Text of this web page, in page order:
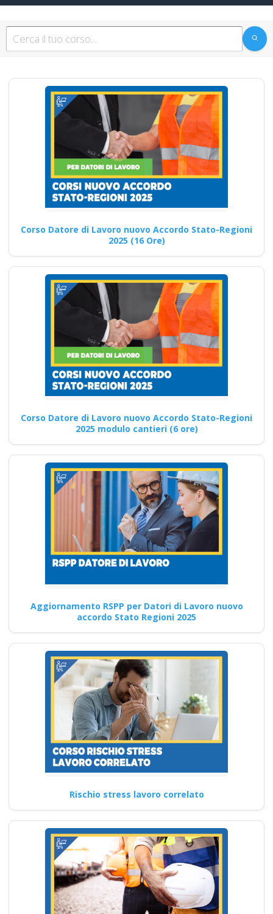
Sicurezza sul lavoro
Sicurezza
Quali sono i principali criteri di
valutazione della
soddisfazione dei partecipanti
ai…
Continua
Modulo Cantieri:
Tecniche Avanzate e
Strategie per i Datori
di Lavoro
Aggiornamento normativo per
i responsabili aziendali sulla
sicurezza Formazione Mista
sull'Integrazione del…
Corsi avanzati di
formazione sui rischi
alti per i lavoratori
datore
Quali sono le responsabilità
specifiche del preposto nella
Continua
Formazione
avanzata sulle
normative per la
sicurezza nei cantieri
edili: corso avanzato
Quali sono le competenze
partecipare al corso di
aggiornamento…
Continua
Corso Datore di Lavoro nuovo Accordo Stato-Regioni
2025 (16 Ore)
Corso Datore di Lavoro nuovo Accordo Stato-Regioni
2025 modulo cantieri (6 ore)
Aggiornamento RSPP per Datori di Lavoro nuovo
accordo Stato Regioni 2025
Rischio stress lavoro correlato